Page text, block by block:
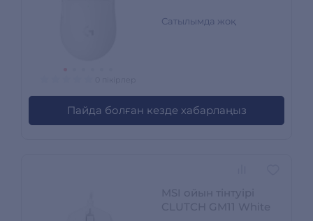
Сатылымда жоқ
Пайда болған кезде хабарлаңыз